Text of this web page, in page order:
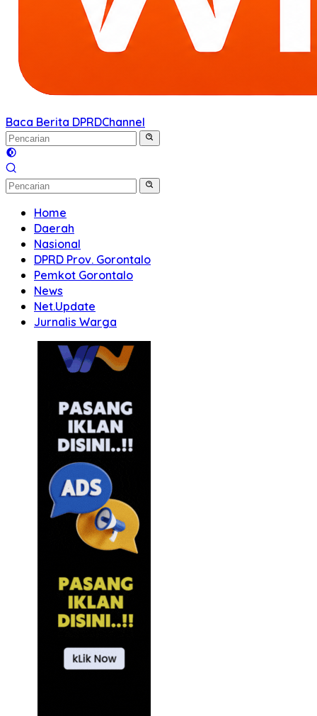
Baca Berita DPRDChannel
Home
Daerah
Nasional
DPRD Prov. Gorontalo
Pemkot Gorontalo
News
Net.Update
Jurnalis Warga